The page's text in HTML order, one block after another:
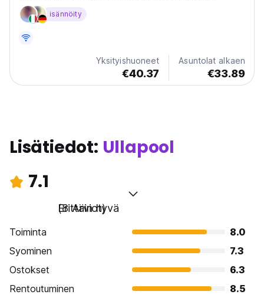
vuoristoon.
isännöity
Yksityishuoneet
€40.37
Asuntolat alkaen
€33.89
Lisätiedot: Ullapool
7.1
Erittäin hyvä
(8 Arviot)
Toiminta
8.0
Syominen
7.3
Ostokset
6.3
Rentoutuminen
8.5